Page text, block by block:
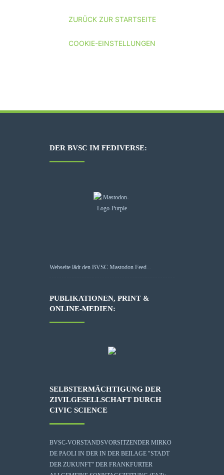
ZURÜCK ZUR STARTSEITE
COOKIE-EINSTELLUNGEN
DER BVSC IM FEDIVERSE:
Webseite lädt den BVSC Mastodon Feed...
PUBLIKATIONEN, PRINT &
ONLINE-MEDIEN:
SELBSTERMÄCHTIGUNG DER
ZIVILGESELLSCHAFT DURCH
CIVIC SCIENCE
BVSC-VORSTANDSVORSITZENDER MIRKO
DE PAOLI IN DER IN DER BEILAGE "STADT
DER ZUKUNFT" DER FRANKFURTER